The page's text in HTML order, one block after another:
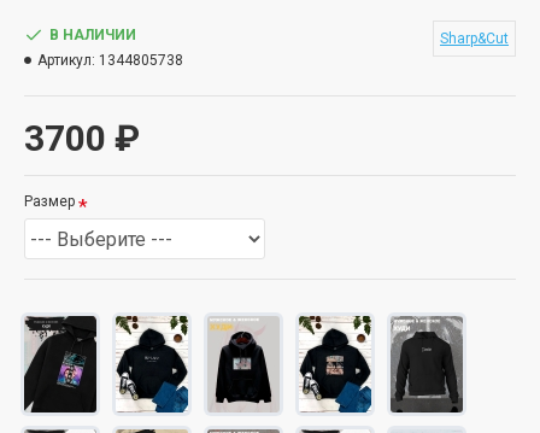
3700 ₽
В НАЛИЧИИ
Артикул: 1344805738
Sharp&Cut
Размер